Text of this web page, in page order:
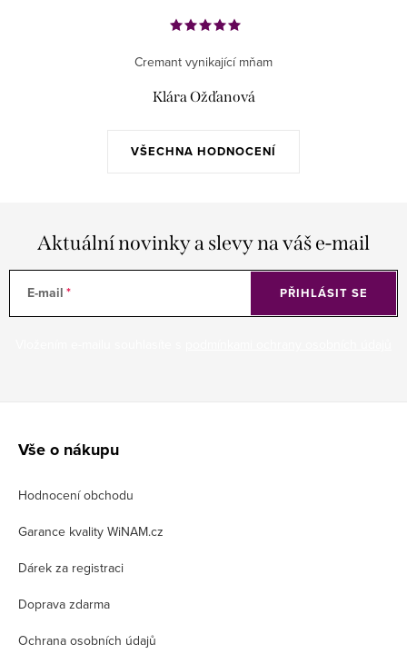
VŠECHNA HODNOCENÍ
Cremant vynikající mňam
Klára Ožďanová
Aktuální novinky a slevy na váš e-mail
E-mail PŘIHLÁSIT SE
Vše o nákupu
Hodnocení obchodu
Garance kvality WiNAM.cz
Dárek za registraci
Doprava zdarma
Ochrana osobních údajů